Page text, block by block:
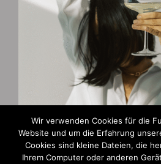
Zahlungsarten
Wir verwenden Cookies für die
Website und um die Erfahrung
Cookies sind kleine Dateien, die
Ihrem Computer oder anderen